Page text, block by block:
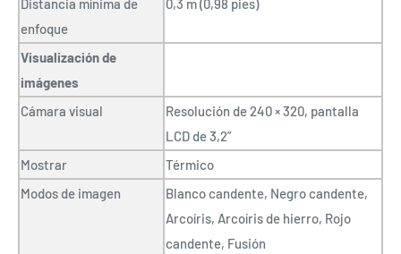
Distancia mínima de
enfoque
0,3 m (0,98 pies)
Visualización de
imágenes
Cámara visual
Resolución de 240 × 320, pantalla
LCD de 3,2”
Mostrar
Térmico
Modos de imagen
Blanco candente, Negro candente,
Arcoíris, Arcoíris de hierro, Rojo
candente, Fusión